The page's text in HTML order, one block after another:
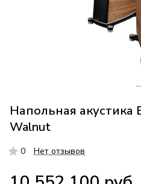
Напольная акустика
Walnut
0 Нет отзывов